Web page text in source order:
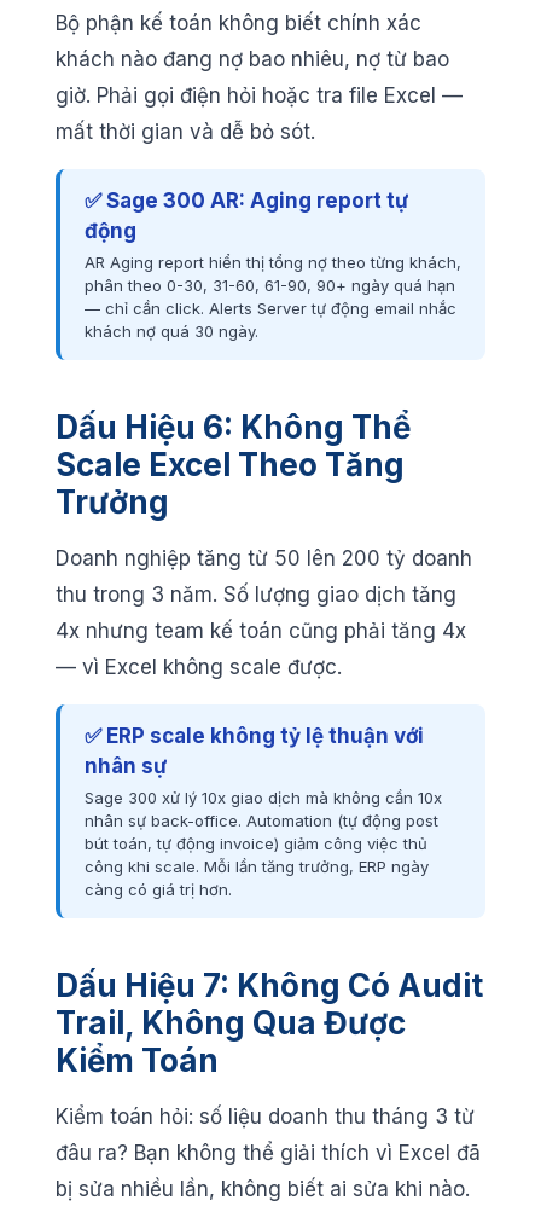
Bộ phận kế toán không biết chính xác
khách nào đang nợ bao nhiêu, nợ từ bao
giờ. Phải gọi điện hỏi hoặc tra file Excel —
mất thời gian và dễ bỏ sót.
✅ Sage 300 AR: Aging report tự
động
AR Aging report hiển thị tổng nợ theo từng khách,
phân theo 0-30, 31-60, 61-90, 90+ ngày quá hạn
— chỉ cần click. Alerts Server tự động email nhắc
khách nợ quá 30 ngày.
Dấu Hiệu 6: Không Thể
Scale Excel Theo Tăng
Trưởng
Doanh nghiệp tăng từ 50 lên 200 tỷ doanh
thu trong 3 năm. Số lượng giao dịch tăng
4x nhưng team kế toán cũng phải tăng 4x
— vì Excel không scale được.
✅ ERP scale không tỷ lệ thuận với
nhân sự
Sage 300 xử lý 10x giao dịch mà không cần 10x
nhân sự back-office. Automation (tự động post
bút toán, tự động invoice) giảm công việc thủ
công khi scale. Mỗi lần tăng trưởng, ERP ngày
càng có giá trị hơn.
Dấu Hiệu 7: Không Có Audit
Trail, Không Qua Được
Kiểm Toán
Kiểm toán hỏi: số liệu doanh thu tháng 3 từ
đâu ra? Bạn không thể giải thích vì Excel đã
bị sửa nhiều lần, không biết ai sửa khi nào.